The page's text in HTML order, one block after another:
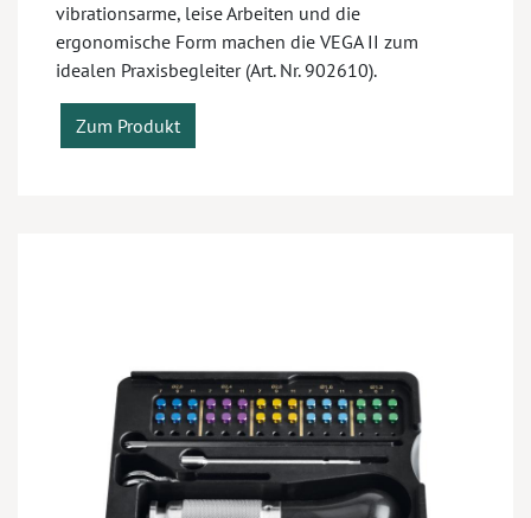
vibrationsarme, leise Arbeiten und die
ergonomische Form machen die VEGA II zum
idealen Praxisbegleiter (Art. Nr. 902610).
Zum Produkt